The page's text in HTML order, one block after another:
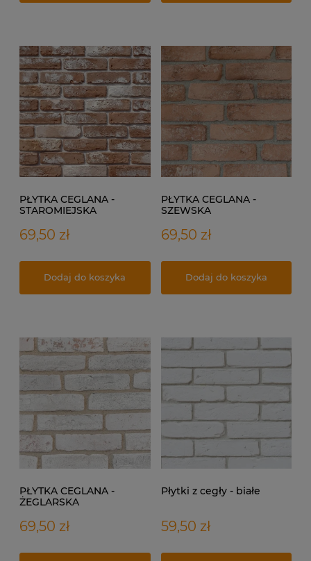
PŁYTKA CEGLANA -
STAROMIEJSKA
69,50 zł
Dodaj do koszyka
PŁYTKA CEGLANA -
SZEWSKA
69,50 zł
Dodaj do koszyka
PŁYTKA CEGLANA -
ŻEGLARSKA
69,50 zł
Płytki z cegły - białe
59,50 zł